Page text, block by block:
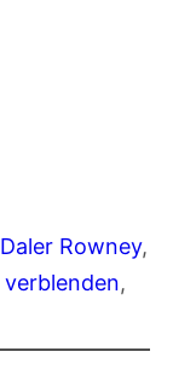
Daler Rowney
verblenden